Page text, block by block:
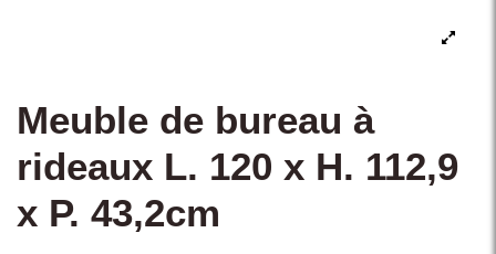
Meuble de bureau à
rideaux L. 120 x H. 112,9
x P. 43,2cm